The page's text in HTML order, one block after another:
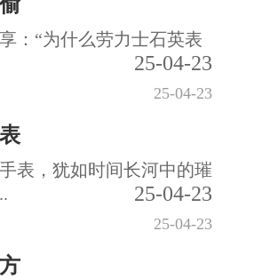
：“为什么劳力士石英表
25-04-23
25-04-23
表，犹如时间长河中的璀
25-04-23
25-04-23